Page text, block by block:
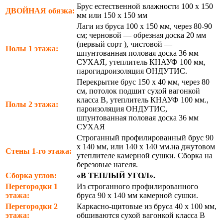
ДВОЙНАЯ обязка:
Брус естественной влажности 100 х 150
мм или 150 х 150 мм
Полы 1 этажа:
Лаги из бруса 100 х 150 мм, через 80-90
см; черновой — обрезная доска 20 мм
(первый сорт ), чистовой —
шпунтованная половая доска 36 мм
СУХАЯ, утеплитель КНАУФ 100 мм,
парогидроизоляция ОНДУТИС.
Полы 2 этажа:
Перекрытие брус 150 х 40 мм, через 80
см, потолок подшит сухой вагонкой
класса В, утеплитель КНАУФ 100 мм.,
пароизоляция ОНДУТИС,
шпунтованная половая доска 36 мм
СУХАЯ
Стены 1-го этажа:
Строганный профилированный брус 90
х 140 мм, или 140 х 140 мм.на джутовом
утеплителе камерной сушки. Сборка на
березовые нагеля.
Сборка углов:
«В ТЕПЛЫЙ УГОЛ».
Перегородки 1
этажа:
Из строганного профилированного
бруса 90 х 140 мм камерной сушки.
Перегородки 2
этажа:
Каркасно-щитовые из бруса 40 х 100 мм,
обшиваются сухой вагонкой класса В